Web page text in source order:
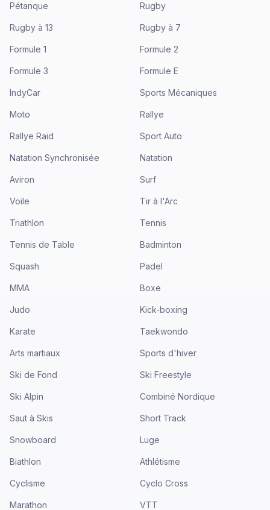
Pétanque Rugby
Rugby à 13 Rugby à 7
Formule 1 Formule 2
Formule 3 Formule E
IndyCar Sports Mécaniques
Moto Rallye
Rallye Raid Sport Auto
Natation Synchronisée Natation
Aviron Surf
Voile Tir à l'Arc
Triathlon Tennis
Tennis de Table Badminton
Squash Padel
MMA Boxe
Judo Kick-boxing
Karate Taekwondo
Arts martiaux Sports d'hiver
Ski de Fond Ski Freestyle
Ski Alpin Combiné Nordique
Saut à Skis Short Track
Snowboard Luge
Biathlon Athlétisme
Cyclisme Cyclo Cross
Marathon VTT